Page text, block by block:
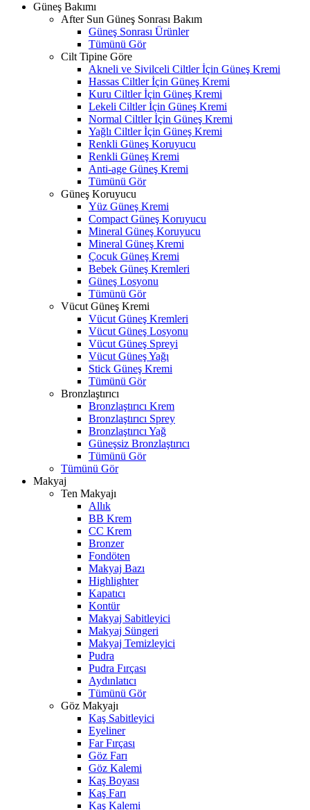
Güneş Bakımı
After Sun Güneş Sonrası Bakım
Güneş Sonrası Ürünler
Tümünü Gör
Cilt Tipine Göre
Akneli ve Sivilceli Ciltler İçin Güneş Kremi
Hassas Ciltler İçin Güneş Kremi
Kuru Ciltler İçin Güneş Kremi
Lekeli Ciltler İçin Güneş Kremi
Normal Ciltler İçin Güneş Kremi
Yağlı Ciltler İçin Güneş Kremi
Renkli Güneş Koruyucu
Renkli Güneş Kremi
Anti-age Güneş Kremi
Tümünü Gör
Güneş Koruyucu
Yüz Güneş Kremi
Compact Güneş Koruyucu
Mineral Güneş Koruyucu
Mineral Güneş Kremi
Çocuk Güneş Kremi
Bebek Güneş Kremleri
Güneş Losyonu
Tümünü Gör
Vücut Güneş Kremi
Vücut Güneş Kremleri
Vücut Güneş Losyonu
Vücut Güneş Spreyi
Vücut Güneş Yağı
Stick Güneş Kremi
Tümünü Gör
Bronzlaştırıcı
Bronzlaştırıcı Krem
Bronzlaştırıcı Sprey
Bronzlaştırıcı Yağ
Güneşsiz Bronzlaştırıcı
Tümünü Gör
Tümünü Gör
Makyaj
Ten Makyajı
Allık
BB Krem
CC Krem
Bronzer
Fondöten
Makyaj Bazı
Highlighter
Kapatıcı
Kontür
Makyaj Sabitleyici
Makyaj Süngeri
Makyaj Temizleyici
Pudra
Pudra Fırçası
Aydınlatıcı
Tümünü Gör
Göz Makyajı
Kaş Sabitleyici
Eyeliner
Far Fırçası
Göz Farı
Göz Kalemi
Kaş Boyası
Kaş Farı
Kaş Kalemi